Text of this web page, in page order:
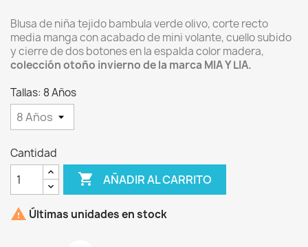
Blusa de niña tejido bambula verde olivo, corte recto
media manga con acabado de mini volante, cuello subido
y cierre de dos botones en la espalda color madera,
colección otoño invierno de la marca MIA Y LIA.
Tallas: 8 Años
Cantidad
 AÑADIR AL CARRITO
 Últimas unidades en stock